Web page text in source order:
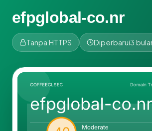
efpglobal-co.nr
Tanpa HTTPS Diperbarui3